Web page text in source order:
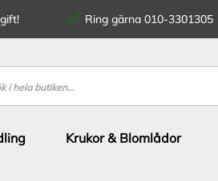
Ring gärna 010-3301305
Krukor & Blomlådor